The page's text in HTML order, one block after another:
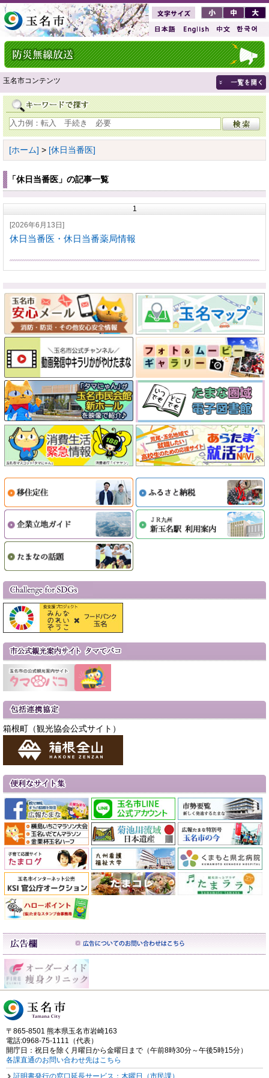
玉名市コンテンツ
[ホーム] > [休日当番医]
「休日当番医」の記事一覧
1
[2026年6月13日]
休日当番医・休日当番薬局情報
箱根町（観光協会公式サイト）
〒865-8501 熊本県玉名市岩崎163
電話:0968-75-1111（代表）
開庁日：祝日を除く月曜日から金曜日まで（午前8時30分～午後5時15分）
各課直通のお問い合わせ先はこちら
証明書発行の窓口延長サービス：木曜日（市民課）